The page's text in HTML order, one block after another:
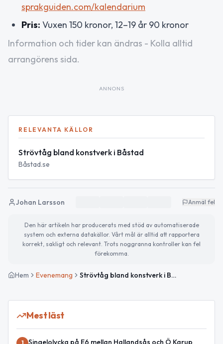
sprakguiden.com/kalendarium
Pris: Vuxen 150 kronor, 12–19 år 90 kronor
Information och tider kan ändras - Kolla alltid
arrangörens sida.
ANNONS
RELEVANTA KÄLLOR
Strövtåg bland konstverk i Båstad
Båstad.se
Johan Larsson Anmäl fel
Den här artikeln har producerats med stöd av automatiserade
system och externa datakällor. Vårt mål är alltid att rapportera
korrekt, sakligt och relevant. Trots noggranna kontroller kan fel
förekomma.
Hem Evenemang Strövtåg bland konstverk i Båstad
Mest läst
Singelolycka på E6 mellan Hallandsås och Ö Karup